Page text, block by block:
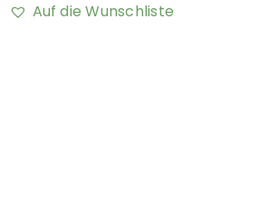
Auf die Wunschliste